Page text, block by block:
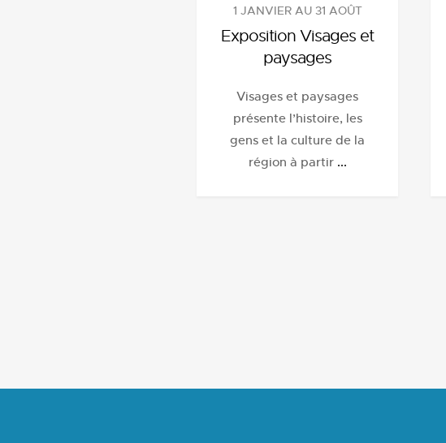
1 JANVIER AU 31 AOÛT
Exposition Visages et
paysages
Visages et paysages
présente l’histoire, les
gens et la culture de la
région à partir ...